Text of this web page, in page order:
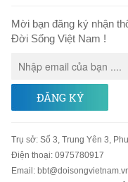
Mời bạn đăng ký nhận
Đời Sống Việt Nam !
ĐĂNG KÝ
Trụ sở: Số 3, Trung Yên 3,
Điện thoại: 0975780917
Email: